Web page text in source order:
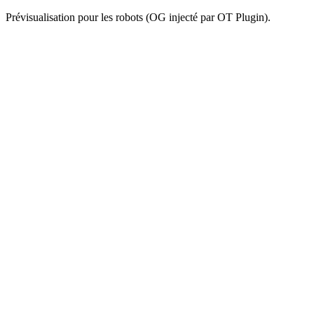
Prévisualisation pour les robots (OG injecté par OT Plugin).